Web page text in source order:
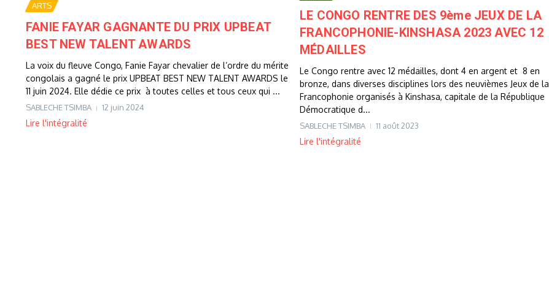
ARTS
FANIE FAYAR GAGNANTE DU PRIX UPBEAT
BEST NEW TALENT AWARDS
La voix du fleuve Congo, Fanie Fayar chevalier de l’ordre du mérite
congolais a gagné le prix UPBEAT BEST NEW TALENT AWARDS le
11 juin 2024. Elle dédie ce prix à toutes celles et tous ceux qui ...
SABLECHE TSIMBA 12 juin 2024
Lire l'intégralité
LE CONGO RENTRE DES 9ème JEUX DE LA
FRANCOPHONIE-KINSHASA 2023 AVEC 12
MÉDAILLES
Le Congo rentre avec 12 médailles, dont 4 en argent et 8 en
bronze, dans diverses disciplines lors des neuvièmes Jeux de la
Francophonie organisés à Kinshasa, capitale de la République
Démocratique d...
SABLECHE TSIMBA 11 août 2023
Lire l'intégralité